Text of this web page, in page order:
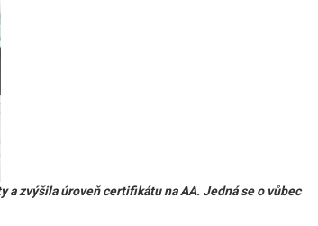
a zvýšila úroveň certifikátu na AA. Jedná se o vůbec